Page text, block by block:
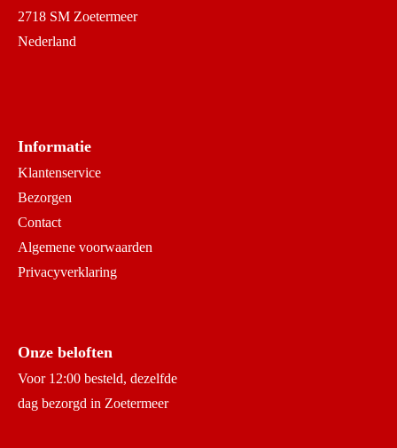
2718 SM Zoetermeer
Nederland
Informatie
Klantenservice
Bezorgen
Contact
Algemene voorwaarden
Privacyverklaring
Onze beloften
Voor 12:00 besteld, dezelfde
dag bezorgd in Zoetermeer